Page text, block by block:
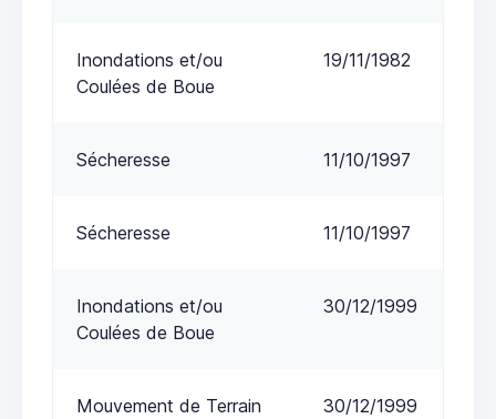
Inondations et/ou
Coulées de Boue
19/11/1982
Sécheresse 11/10/1997
Sécheresse 11/10/1997
Inondations et/ou
Coulées de Boue
30/12/1999
Mouvement de Terrain 30/12/1999